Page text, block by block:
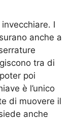
I
anche a
tra di
poi
è l’unico
di muovere il
anche